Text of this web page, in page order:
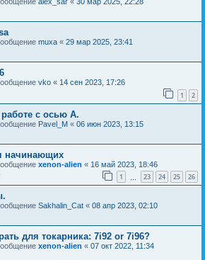
muxa « 29 мар 2025, 23:41
vko « 14 сен 2023, 17:26
1 2
с осью A.
Pavel_M « 06 июн 2023, 13:15
начинающих
xenon-alien « 16 май 2023, 18:46
1 23 24 25 26
Sakhalin_Cat « 08 апр 2023, 02:10
для токарника: 7i92 or 7i96?
xenon-alien « 07 окт 2022, 11:34